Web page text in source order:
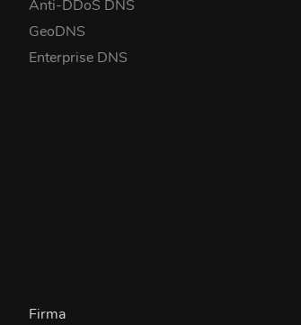
Anti-DDoS DNS
GeoDNS
Enterprise DNS
Firma